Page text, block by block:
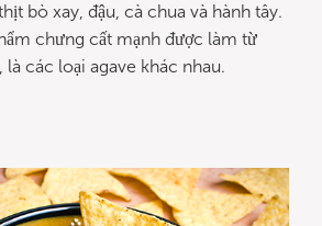
bò xay, đậu, cà chua và hành tây.
chưng cất mạnh được làm từ
các loại agave khác nhau.